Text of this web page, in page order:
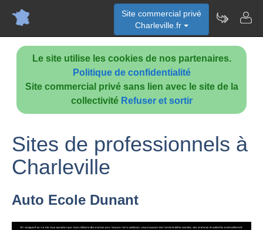
Le site utilise les cookies de nos partenaires.
Politique de confidentialité
Site commercial privé sans lien avec le site de la
collectivité Refuser et sortir
Site commercial privé
Charleville.fr
Sites de professionnels à
Charleville
Auto Ecole Dunant